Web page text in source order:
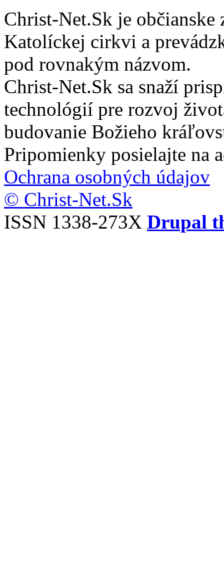
Christ-Net.Sk je
Katolíckej cirkvi a
pod rovnakým názvom.
Christ-Net.Sk sa snaží
technológií pre rozvoj
budovanie Božieho
Pripomienky posielajte na
Ochrana osobných údajov
© Christ-Net.Sk
ISSN 1338-273X Drupal